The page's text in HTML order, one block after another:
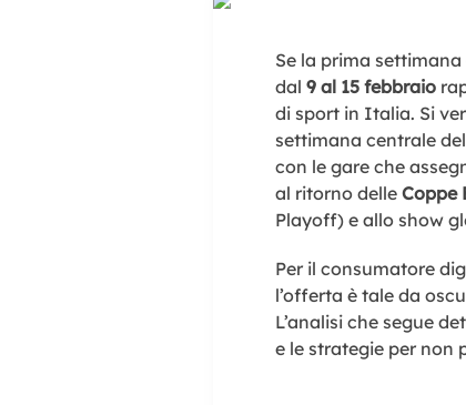
Se la prima
dal 9 al 15 febbraio
di sport in Italia. Si
settimana centrale
con le gare che
al ritorno delle Coppe
Playoff) e allo show
Per il consumatore
l’offerta è tale da
L’analisi che segue
e le strategie per non